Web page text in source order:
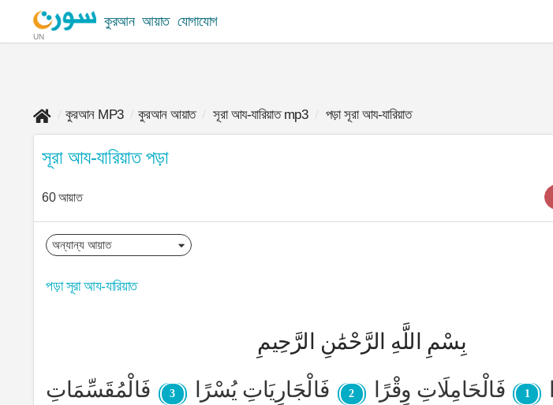
UN
কুরআন আয়াত যোগাযোগ
কুরআন MP3 কুরআন আয়াত সূরা আয-যারিয়াত mp3 পড়া সূরা আয-যারিয়াত
সূরা আয-যারিয়াত পড়া
60 আয়াত
পড়া সূরা আয-যারিয়াত
بِسْمِ اللَّهِ الرَّحْمَٰنِ الرَّحِيمِ
1 فَالْحَامِلَاتِ وِقْرًا 2 فَالْجَارِيَاتِ يُسْرًا 3
فَالْمُقَسِّمَاتِ